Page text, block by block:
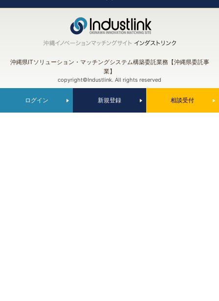
沖縄県ITソリューション・マッチングシステム構築委託業務【沖縄県委託事
業】
copyright©Industlink. All rights reserved
ログイン 新規登録 相談受付